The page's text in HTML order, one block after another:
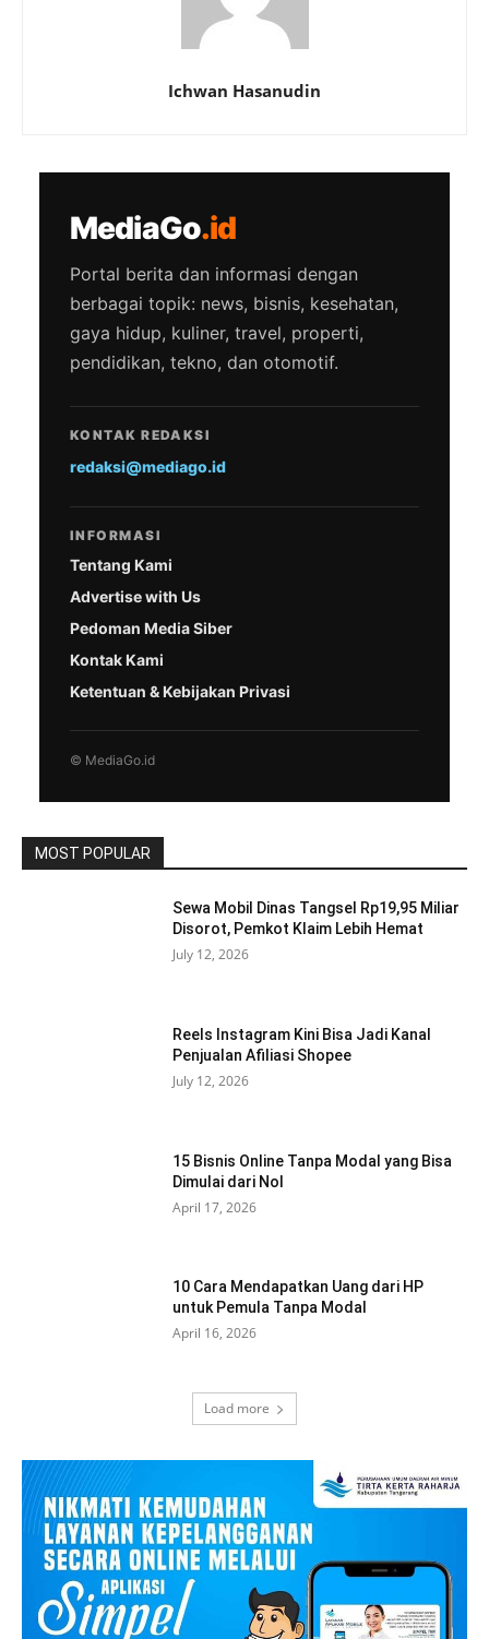
Ichwan Hasanudin
MediaGo.id
Portal berita dan informasi dengan
berbagai topik: news, bisnis, kesehatan,
gaya hidup, kuliner, travel, properti,
pendidikan, tekno, dan otomotif.
KONTAK REDAKSI
redaksi@mediago.id
INFORMASI
Tentang Kami
Advertise with Us
Pedoman Media Siber
Kontak Kami
Ketentuan & Kebijakan Privasi
© MediaGo.id
MOST POPULAR
Sewa Mobil Dinas Tangsel Rp19,95 Miliar
Disorot, Pemkot Klaim Lebih Hemat
July 12, 2026
Reels Instagram Kini Bisa Jadi Kanal
Penjualan Afiliasi Shopee
July 12, 2026
15 Bisnis Online Tanpa Modal yang Bisa
Dimulai dari Nol
April 17, 2026
10 Cara Mendapatkan Uang dari HP
untuk Pemula Tanpa Modal
April 16, 2026
Load more